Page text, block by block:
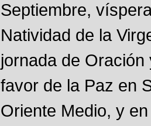
Septiembre,
Natividad de la
jornada de Oración
favor de la Paz en
Oriente Medio, y